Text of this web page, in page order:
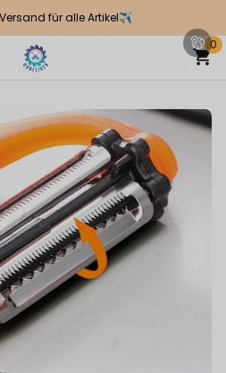
für alle Artikel✈
0